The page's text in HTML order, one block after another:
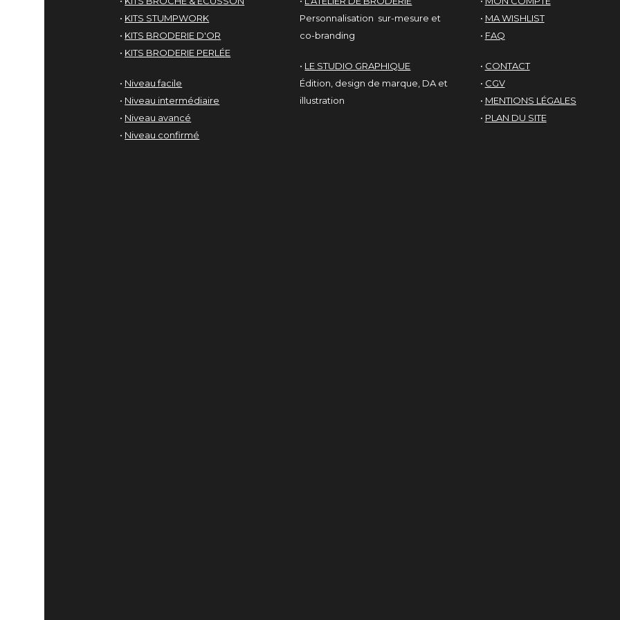
• KITS STUMPWORK
• KITS BRODERIE D'OR
• KITS BRODERIE PERLÉE
• Niveau facile
• Niveau intermédiaire
• Niveau avancé
• Niveau confirmé
Personnalisation sur-mesure et
co-branding
• LE STUDIO GRAPHIQUE
Édition, design de marque, DA et
illustration
• MA WISHLIST
• FAQ
• CONTACT
• CGV
• MENTIONS LÉGALES
• PLAN DU SITE